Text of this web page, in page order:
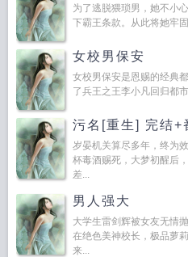
为了逃脱猥琐男，她不小
下霸王条款。从此将她牢
女校男保安
女校男保安是恩赐的经典
了兵王之王李小凡回归都
污名[重生] 完结+
岁晏机关算尽多年，终为
杯毒酒赐死，大梦初醒后
差...
男人强大
大学生雷剑辉被女友无情
在绝色美神校长，极品萝
来...